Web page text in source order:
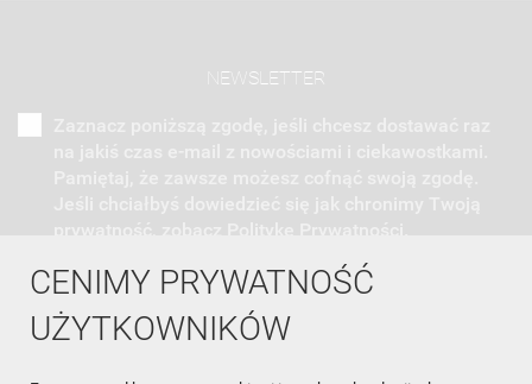
CENIMY PRYWATNOŚĆ
UŻYTKOWNIKÓW
NEWSLETTER